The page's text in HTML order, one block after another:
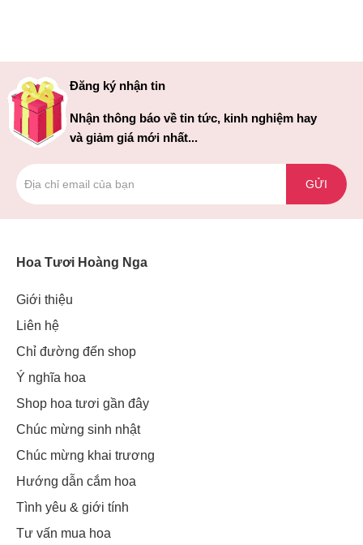
Đăng ký nhận tin
Nhận thông báo về tin tức, kinh nghiệm hay
và giảm giá mới nhất...
GỬI
Hoa Tươi Hoàng Nga
Giới thiệu
Liên hệ
Chỉ đường đến shop
Ý nghĩa hoa
Shop hoa tươi gần đây
Chúc mừng sinh nhật
Chúc mừng khai trương
Hướng dẫn cắm hoa
Tình yêu & giới tính
Tư vấn mua hoa